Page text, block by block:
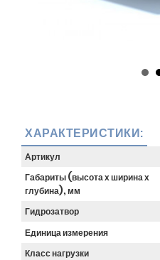
ХАРАКТЕРИСТИКИ:
Артикул
Габариты (высота х ширина х
глубина), мм
Гидрозатвор
Единица измерения
Класс нагрузки